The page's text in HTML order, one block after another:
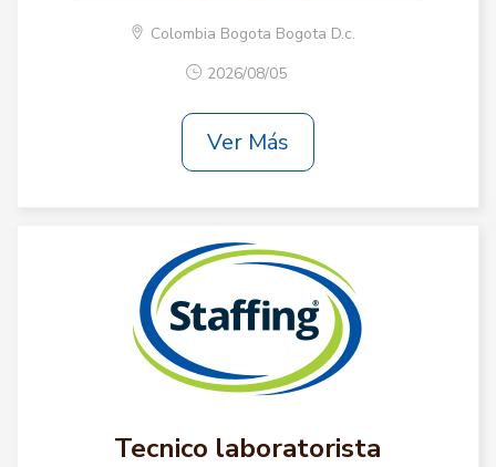
Colombia Bogota Bogota D.c.
2026/08/05
Ver Más
Tecnico laboratorista